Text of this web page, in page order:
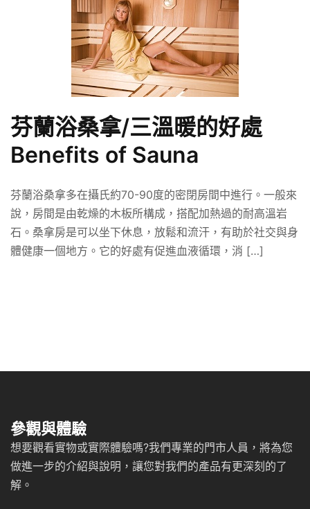
芬蘭浴桑拿/三溫暖的好處
Benefits of Sauna
芬蘭浴桑拿多在攝氏約70-90度的密閉房間中進行。一般來
說，房間是由乾燥的木板所構成，搭配加熱過的耐高溫岩
石。桑拿房是可以坐下休息，放鬆和流汗，有助於社交與身
體健康一個地方。它的好處有促進血液循環，消 […]
參觀與體驗
想要觀看實物或實際體驗嗎?我們專業的門市人員，將為您
做進一步的介紹與說明，讓您對我們的產品有更深刻的了
解。